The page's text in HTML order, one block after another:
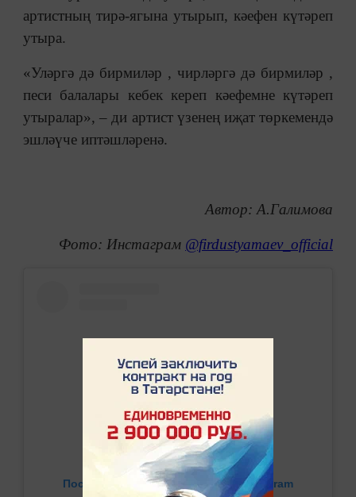
артистның тирә-ягына утырып, кәефен күтәреп
утыра.
«Уләргә дә бирмиләр , чирләргә дә бирмиләр ,
песи балалары кебек кереп кәефемне күтәреп
утыралар», – ди артист үзенең иҗат төркемендә
эшләүче иптәшләренә.
Автор: А.Галимова
Фото: Инстаграм @firdustyamaev_official
Посмотреть эту публикацию в Instagram